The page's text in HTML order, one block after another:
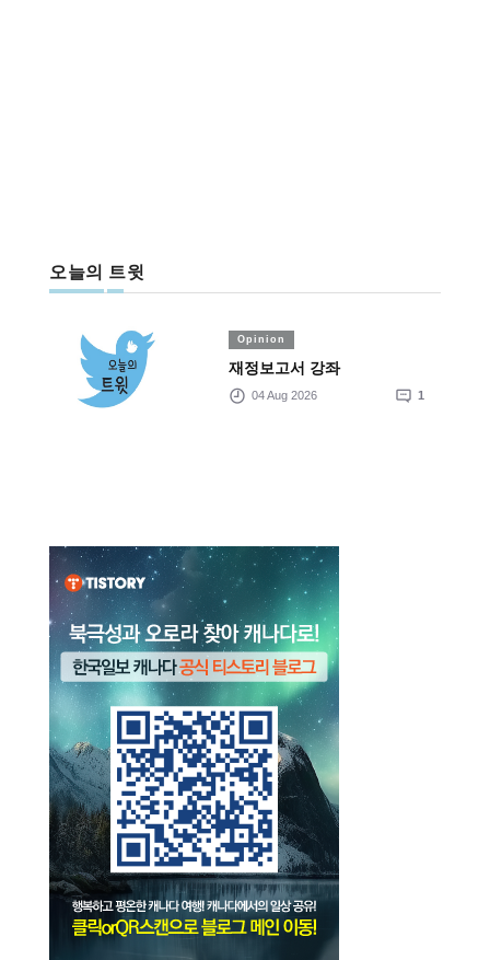
오늘의 트윗
Opinion
재정보고서 강좌
04 Aug 2026 1